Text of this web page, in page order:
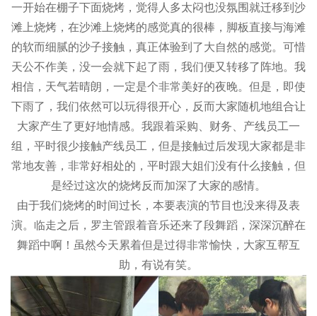
一开始在棚子下面烧烤，觉得人多太闷也没氛围就迁移到沙
滩上烧烤，在沙滩上烧烤的感觉真的很棒，脚板直接与海滩
的软而细腻的沙子接触，真正体验到了大自然的感觉。可惜
天公不作美，没一会就下起了雨，我们便又转移了阵地。我
相信，天气若晴朗，一定是个非常美好的夜晚。但是，即使
下雨了，我们依然可以玩得很开心，反而大家随机地组合让
大家产生了更好地情感。我跟着采购、财务、产线员工一
组，平时很少接触产线员工，但是接触过后发现大家都是非
常地友善，非常好相处的，平时跟大姐们没有什么接触，但
是经过这次的烧烤反而加深了大家的感情。
由于我们烧烤的时间过长，本要表演的节目也没来得及表
演。临走之后，罗主管跟着音乐还来了段舞蹈，深深沉醉在
舞蹈中啊！虽然今天累着但是过得非常愉快，大家互帮互
助，有说有笑。